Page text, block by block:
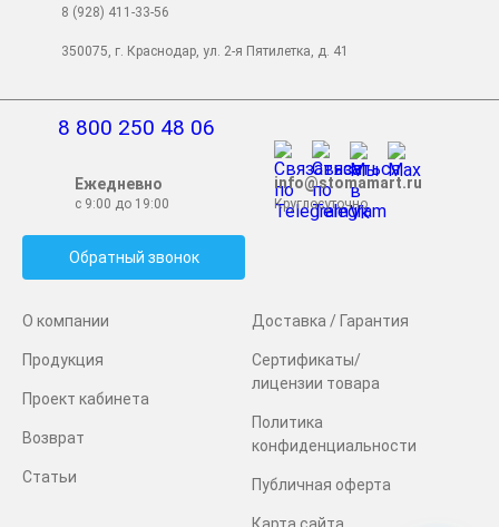
О компании
Продукция
Проект кабинета
Возврат
Статьи
Доставка / Гарантия
Сертификаты/
лицензии товара
Политика
конфиденциальности
Публичная оферта
8 800 250 48 06
Ежедневно
с 9:00 до 19:00
info@stomamart.ru
Круглосуточно
Обратный звонок
8 (928) 411-33-56
350075, г. Краснодар, ул. 2-я Пятилетка, д. 41